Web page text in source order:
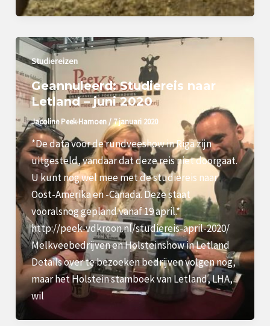
Studiereizen
Geannuleerd: Studiereis naar
Letland – juni 2020
Jacoline Peek-Hamoen /7 januari 2020
*De data voor de rundveeshow in Riga zijn
uitgesteld, vandaar dat deze reis niet doorgaat.
U kunt nog wel mee met de studiereis naar
Oost-Amerika en -Canada. Deze staat
vooralsnog gepland vanaf 19 april.*
http://peek-vdkroon.nl/studiereis-april-2020/
Melkveebedrijven en Holsteinshow in Letland
Details over te bezoeken bedrijven volgen nog,
maar het Holstein stamboek van Letland, LHA,
wil